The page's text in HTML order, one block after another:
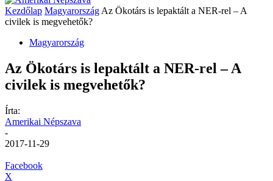
Kezdőlap Magyarország Az Ökotárs is lepaktált a NER-rel – A
civilek is megvehetők?
Magyarország
Az Ökotárs is lepaktált a NER-rel – A
civilek is megvehetők?
Írta:
Amerikai Népszava
-
2017-11-29
Facebook
X